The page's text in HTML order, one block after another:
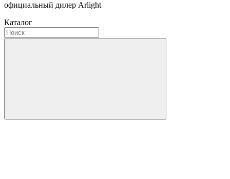
официальный дилер Arlight
Каталог